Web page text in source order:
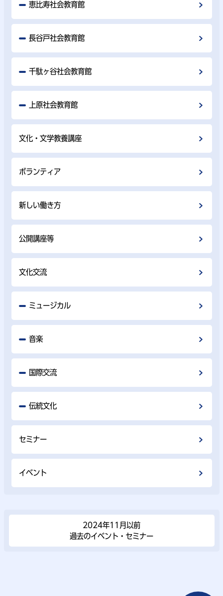
恵比寿社会教育館
長谷戸社会教育館
千駄ヶ谷社会教育館
上原社会教育館
文化・文学教養講座
ボランティア
新しい働き方
公開講座等
文化交流
ミュージカル
音楽
国際交流
伝統文化
セミナー
イベント
2024年11⽉以前
過去のイベント・セミナー